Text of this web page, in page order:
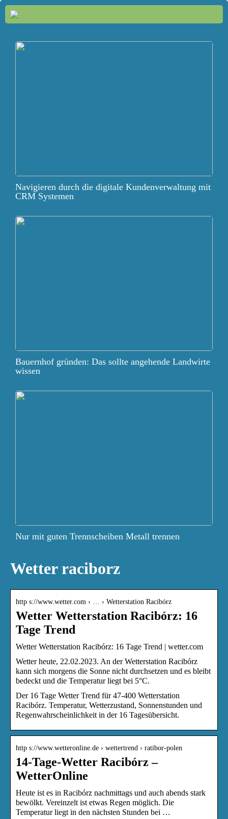
Navigieren durch die digitale Kundenverwaltung mit
CRM Systemen
Bauernhof gründen: Das sollte angehende Landwirte
wissen
Nur mit guten Trennscheiben Metall trennen
Wetter raciborz
http s://www.wetter.com › … › Wetterstation Racibórz
Wetter Wetterstation Racibórz: 16
Tage Trend
Wetter Wetterstation Racibórz: 16 Tage Trend | wetter.com
Wetter heute, 22.02.2023. An der Wetterstation Racibórz
kann sich morgens die Sonne nicht durchsetzen und es bleibt
bedeckt und die Temperatur liegt bei 5°C.
Der 16 Tage Wetter Trend für 47-400 Wetterstation
Racibórz. Temperatur, Wetterzustand, Sonnenstunden und
Regenwahrscheinlichkeit in der 16 Tagesübersicht.
http s://www.wetteronline.de › wettertrend › ratibor-polen
14-Tage-Wetter Racibórz –
WetterOnline
Heute ist es in Racibórz nachmittags und auch abends stark
bewölkt. Vereinzelt ist etwas Regen möglich. Die
Temperatur liegt in den nächsten Stunden bei …